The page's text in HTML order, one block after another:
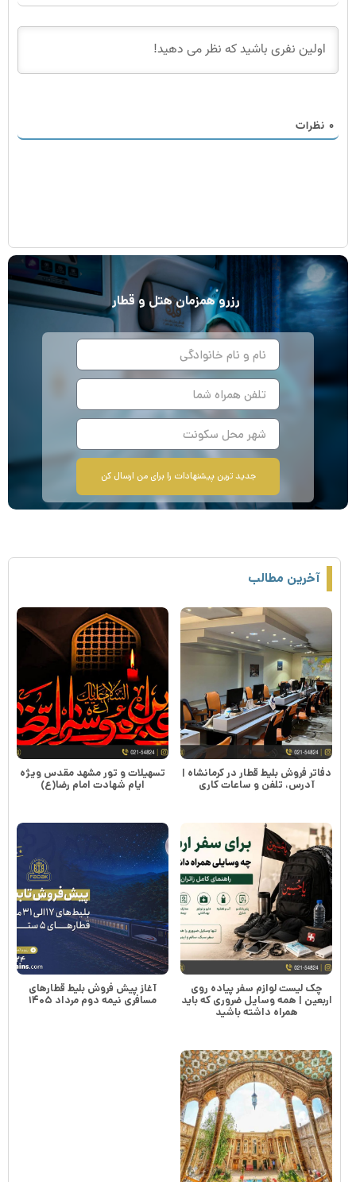
۰ نظرات
رزروهمزمانهتل و قطار
جدید ترین پیشنهادات را برای من ارسال کن
آخرین مطالب
دفاتر فروش بلیط قطار در کرمانشاه |
آدرس، تلفن و ساعات کاری
تسهیلات و تور مشهد مقدس ویژه
ایام شهادت امام رضا(ع)
چک لیست لوازم سفر پیاده روی
اربعین | همه وسایل ضروری که باید
همراه داشته باشید
آغاز پیش فروش بلیط قطارهای
مسافری نیمه دوم مرداد ۱۴۰۵